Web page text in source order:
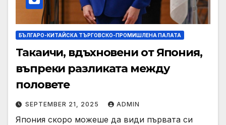
БЪЛГАРО-КИТАЙСКА ТЪРГОВСКО-ПРОМИШЛЕНА ПАЛАТА
Такаичи, вдъхновени от Япония,
въпреки разликата между
половете
SEPTEMBER 21, 2025 ADMIN
Япония скоро можеше да види първата си